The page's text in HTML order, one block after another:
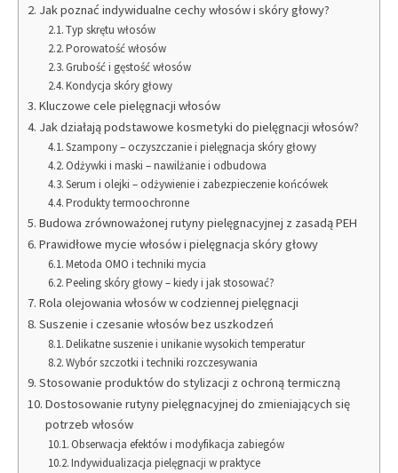
Jak poznać indywidualne cechy włosów i skóry głowy?
Typ skrętu włosów
Porowatość włosów
Grubość i gęstość włosów
Kondycja skóry głowy
Kluczowe cele pielęgnacji włosów
Jak działają podstawowe kosmetyki do pielęgnacji włosów?
Szampony – oczyszczanie i pielęgnacja skóry głowy
Odżywki i maski – nawilżanie i odbudowa
Serum i olejki – odżywienie i zabezpieczenie końcówek
Produkty termoochronne
Budowa zrównoważonej rutyny pielęgnacyjnej z zasadą PEH
Prawidłowe mycie włosów i pielęgnacja skóry głowy
Metoda OMO i techniki mycia
Peeling skóry głowy – kiedy i jak stosować?
Rola olejowania włosów w codziennej pielęgnacji
Suszenie i czesanie włosów bez uszkodzeń
Delikatne suszenie i unikanie wysokich temperatur
Wybór szczotki i techniki rozczesywania
Stosowanie produktów do stylizacji z ochroną termiczną
Dostosowanie rutyny pielęgnacyjnej do zmieniających się
potrzeb włosów
Obserwacja efektów i modyfikacja zabiegów
Indywidualizacja pielęgnacji w praktyce